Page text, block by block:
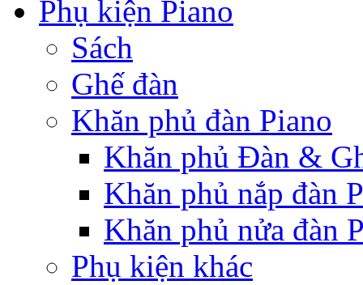
Phụ kiện Piano
Sách
Ghế đàn
Khăn phủ đàn Piano
Khăn phủ Đàn &
Khăn phủ nắp đàn
Khăn phủ nửa đàn
Phụ kiện khác